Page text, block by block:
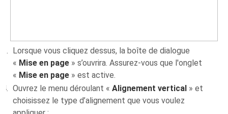
Lorsque vous cliquez dessus, la boîte de dialogue
« Mise en page » s’ouvrira. Assurez-vous que l'onglet
« Mise en page » est active.
Ouvrez le menu déroulant «Alignement vertical » et
choisissez le type d’alignement que vous voulez